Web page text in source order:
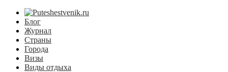
Блог
Журнал
Страны
Города
Визы
Виды отдыха